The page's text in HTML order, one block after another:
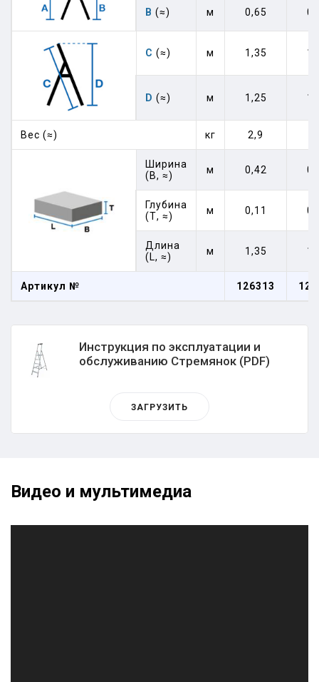
Артикул № 126313
В (≈) м 0,65
C (≈) м 1,35
D (≈) м 1,25
Вес (≈) кг 2,9
Ширина
(В, ≈)
м 0,42
Глубина
(Т, ≈)
м 0,11
Длина
(L, ≈)
м 1,35
Инструкция по эксплуатации и
обслуживанию Стремянок (PDF)
ЗАГРУЗИТЬ
Видео и мультимедиа